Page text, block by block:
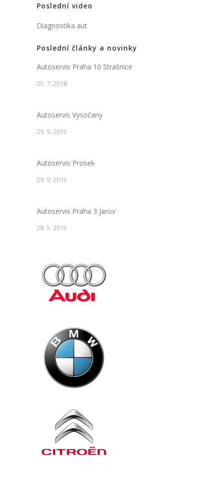
Poslední video
Diagnostika aut
Poslední články a novinky
Autoservis Praha 10 Strašnice
25. 7. 2018
Autoservis Vysočany
29. 9. 2015
Autoservis Prosek
29. 9. 2015
Autoservis Praha 3 Jarov
28. 5. 2015